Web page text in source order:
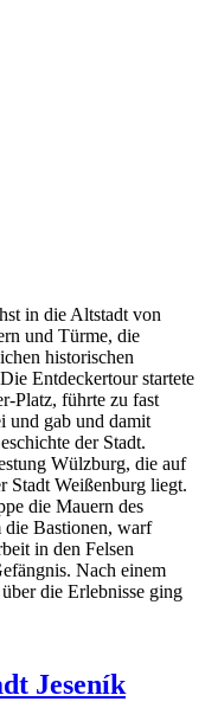
in die Altstadt von
und Türme, die
historischen
Entdeckertour startete
Platz, führte zu fast
und gab und damit
der Stadt.
Wülzburg, die auf
Stadt Weißenburg liegt.
die Mauern des
Bastionen, warf
in den Felsen
Nach einem
die Erlebnisse ging
Jeseník